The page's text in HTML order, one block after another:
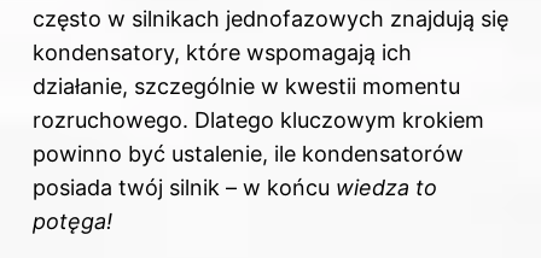
często w silnikach jednofazowych znajdują się
kondensatory, które wspomagają ich
działanie, szczególnie w kwestii momentu
rozruchowego. Dlatego kluczowym krokiem
powinno być ustalenie, ile kondensatorów
posiada twój silnik – w końcu wiedza to
potęga!